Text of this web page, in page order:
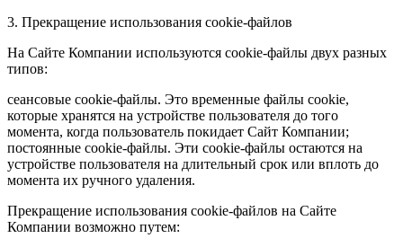
3. Прекращение использования cookie-файлов
На Сайте Компании используются cookie-файлы двух разных
типов:
сеансовые cookie-файлы. Это временные файлы cookie,
которые хранятся на устройстве пользователя до того
момента, когда пользователь покидает Сайт Компании;
постоянные cookie-файлы. Эти cookie-файлы остаются на
устройстве пользователя на длительный срок или вплоть до
момента их ручного удаления.
Прекращение использования cookie-файлов на Сайте
Компании возможно путем: